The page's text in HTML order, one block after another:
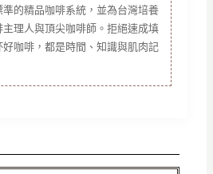
的精品咖啡系統，並為台灣培養
理人與頂尖咖啡師。拒絕速成填
咖啡，都是時間、知識與肌肉記